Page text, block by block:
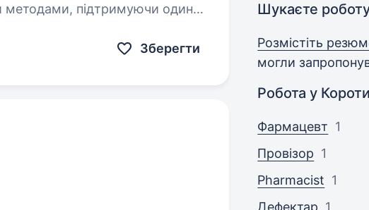
методами, підтримуючи один
Зберегти
Шукаєте
Розмістіть
могли
Робота у
Фармацевт 1
Провізор 1
Pharmacist 1
Дефектар 1